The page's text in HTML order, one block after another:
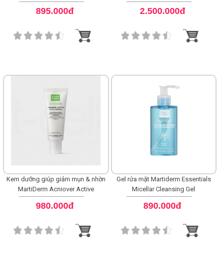
895.000đ
Neck Line Correct
2.500.000đ
Kem dưỡng giúp giảm mụn & nhờn
MartiDerm Acniover Active
Cremigel
980.000đ
Gel rửa mặt Martiderm Essentials
Micellar Cleansing Gel
890.000đ